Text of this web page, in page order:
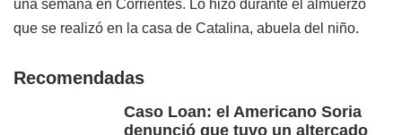
una semana en Corrientes. Lo hizo durante el almuerzo
que se realizó en la casa de Catalina, abuela del niño.
Recomendadas
Caso Loan: el Americano Soria
denunció que tuvo un altercado